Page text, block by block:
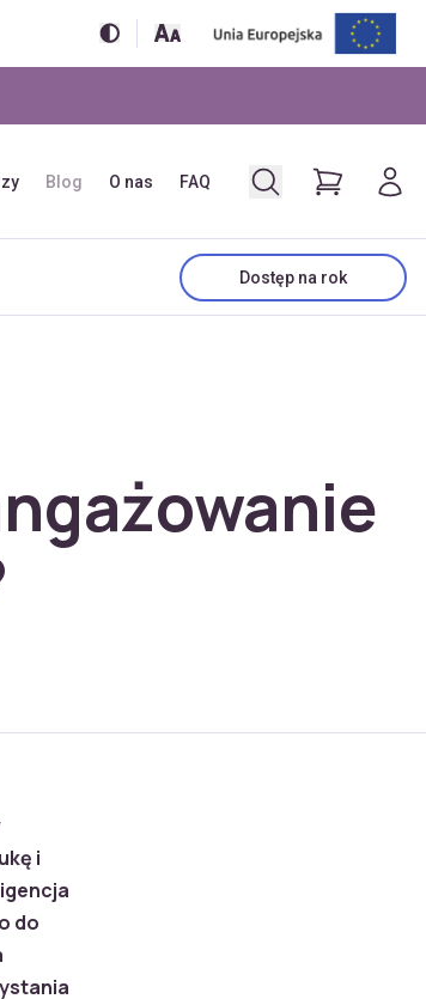
Blog O nas FAQ
Dostęp na rok
i
do